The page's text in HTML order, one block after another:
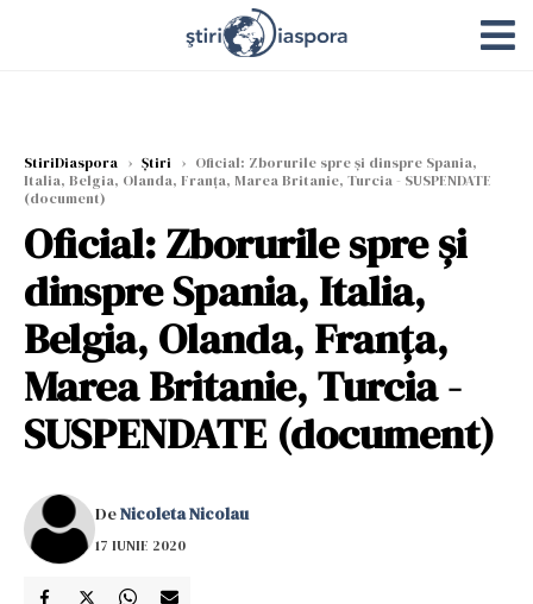
StiriDiaspora › Știri › Oficial: Zborurile spre și dinspre Spania,
Italia, Belgia, Olanda, Franța, Marea Britanie, Turcia - SUSPENDATE
(document)
Oficial: Zborurile spre și
dinspre Spania, Italia,
Belgia, Olanda, Franța,
Marea Britanie, Turcia -
SUSPENDATE (document)
DeNicoleta Nicolau
17 IUNIE 2020